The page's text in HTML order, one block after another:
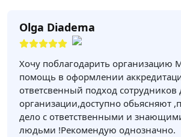
Olga Diadema
Хочу поблагодарить организацию
помощь в оформлении
ответсвенный подход сотрудников
организации,доступно обьясняют
дело с ответственными и
людьми !Рекомендую однозначно.